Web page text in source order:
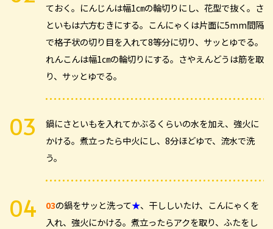
ておく。にんじんは幅1㎝の輪切りにし、花型で抜く。さ
といもは六方むきにする。こんにゃくは片面に5mm間隔
で格子状の切り目を入れて8等分に切り、サッとゆでる。
れんこんは幅1㎝の輪切りにする。さやえんどうは筋を取
り、サッとゆでる。
鍋にさといもを入れてかぶるくらいの水を加え、強火に
かける。煮立ったら中火にし、8分ほどゆで、流水で洗
う。
03の鍋をサッと洗って★、干ししいたけ、こんにゃくを
入れ、強火にかける。煮立ったらアクを取り、ふたをし